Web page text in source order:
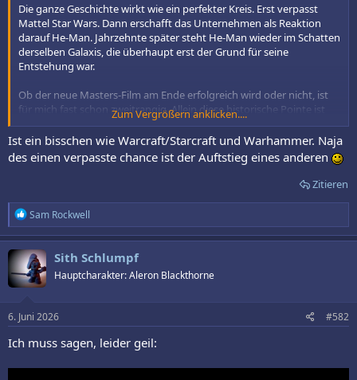
Die ganze Geschichte wirkt wie ein perfekter Kreis. Erst verpasst
Mattel Star Wars. Dann erschafft das Unternehmen als Reaktion
darauf He-Man. Jahrzehnte später steht He-Man wieder im Schatten
derselben Galaxis, die überhaupt erst der Grund für seine
Entstehung war.
Ob der neue Masters-Film am Ende erfolgreich wird oder nicht, ist
für mich fast schon zweitrangig. Allein diese historische Pointe ist
großartig. Manchmal schreibt die Realität wirklich die besseren
Drehbücher.
Zum Vergrößern anklicken....
Ist ein bisschen wie Warcraft/Starcraft und Warhammer. Naja
des einen verpasste chance ist der Auftstieg eines anderen
Zitieren
R
e
a
k
t
i
o
e
n
:
Sam Rockwell
Sith Schlumpf
Hauptcharakter: Aleron Blackthorne
6. Juni 2026 #582
Ich muss sagen, leider geil: